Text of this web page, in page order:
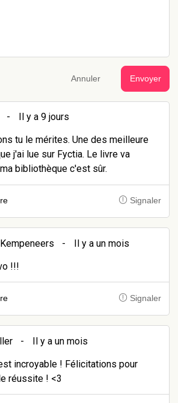
Annuler Envoyer
-
Il y a 9 jours
tu le mérites. Une des meilleure
j'ai lue sur Fyctia. Le livre va
bibliothèque c'est sûr.
Signaler
-
Il y a un mois
!!!
Signaler
-
Il y a un mois
incroyable ! Félicitations pour
réussite ! <3